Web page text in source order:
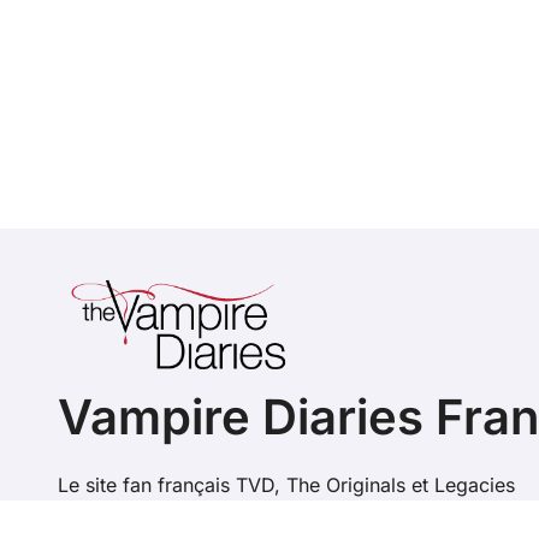
Vampire Diaries
Le site fan français TVD, The Originals et Legacies